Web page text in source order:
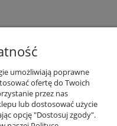
umożliwiają poprawne
ofertę do Twoich
przez nas
lub dostosować użycie
opcję "Dostosuj zgody".